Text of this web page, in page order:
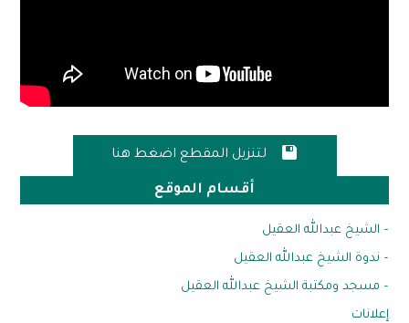
 لتنزيل المقطع اضغط هنا
أقسام الموقع
– الشيخ عبدالله العقيل
– ندوة الشيخ عبدالله العقيل
– مسجد ومكتبة الشيخ عبدالله العقيل
إعلانات